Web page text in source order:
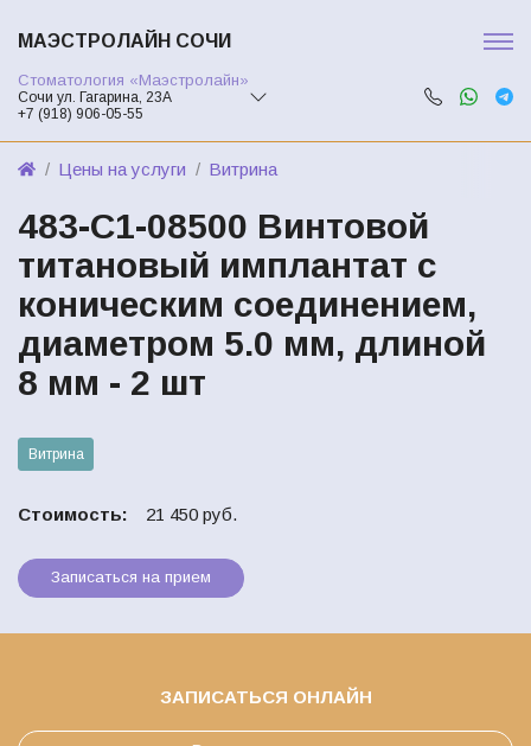
МАЭСТРОЛАЙН СОЧИ
Стоматология «Маэстролайн»
Сочи ул. Гагарина, 23А
+7 (918) 906-05-55
Цены на услуги Витрина
483-С1-08500 Винтовой
титановый имплантат с
коническим соединением,
диаметром 5.0 мм, длиной
8 мм - 2 шт
Витрина
Стоимость: 21 450 руб.
Записаться на прием
ЗАПИСАТЬСЯ ОНЛАЙН